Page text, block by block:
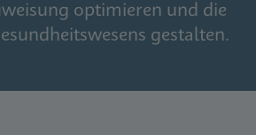
optimieren und die
gestalten.